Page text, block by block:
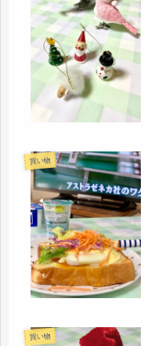
買い物
買い物